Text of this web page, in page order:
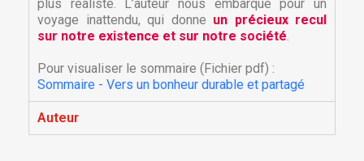
Créer une liste d'envies
Connexion ×
plus réaliste. L’auteur nous embarque pour un
voyage inattendu, qui donne un précieux recul
sur notre existence et sur notre société.
Pour visualiser le sommaire (Fichier pdf) :
Sommaire - Vers un bonheur durable et partagé
Auteur